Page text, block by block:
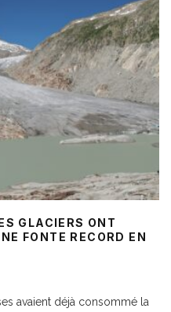
GLACIERS ONT
FONTE RECORD EN
avaient déjà consommé la